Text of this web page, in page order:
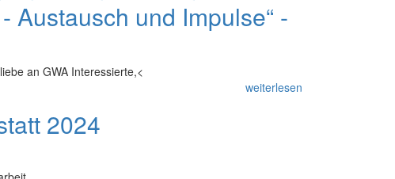
Austausch und Impulse“ -
an GWA Interessierte,<
weiterlesen
2024